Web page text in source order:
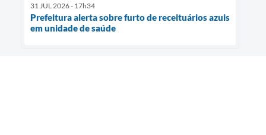
31 JUL 2026 - 17h34
Prefeitura alerta sobre furto de receituários azuis
em unidade de saúde